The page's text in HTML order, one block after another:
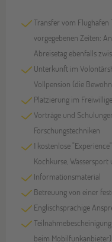
Transfer vom
vorgegebenen Zeiten:
Abreisetag ebenfalls
Unterkunft im
Vollpension (die
Platzierung im
Vorträge und
Forschungstechniken
1 kostenlose
Kochkurse, Wassersport
Informationsmaterial
Betreuung von einer
Englischsprachige
beim Mobilfunkanbieter)